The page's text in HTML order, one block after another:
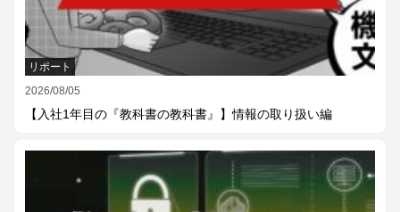
リポート
2026/08/05
【入社1年目の『教科書の教科書』】情報の取り扱い編